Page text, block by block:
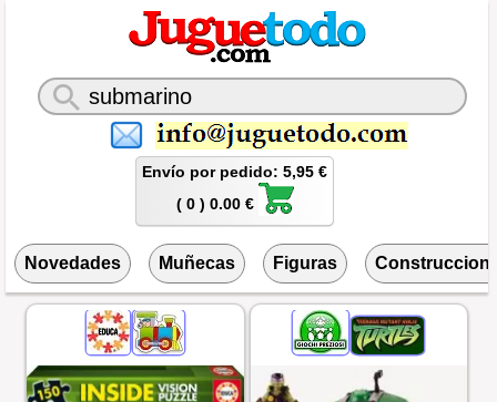
Envío por pedido: 5,95 €
( 0 ) 0.00 €
Novedades Muñecas Figuras